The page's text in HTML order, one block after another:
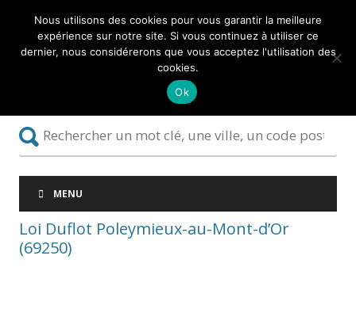
MENU
Loi Duflot Poleymieux-au-Mont-d’Or
(69250)
Nous utilisons des cookies pour vous garantir la meilleure
expérience sur notre site. Si vous continuez à utiliser ce
dernier, nous considérerons que vous acceptez l'utilisation des
cookies.
Ok